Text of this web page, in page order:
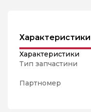
Характеристики
Характеристики
Тип запчастини
Партномер